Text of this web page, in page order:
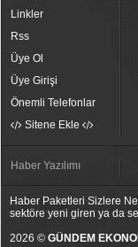
Linkler
Rss
Üye Ol
Üye Girişi
Önemli Telefonlar
Sitene Ekle
Haber Yazılımı
Haber Paketleri Sizlere
sektöre yeni giren ya da
2026 © GÜNDEM